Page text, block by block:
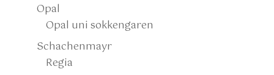
Opal
Opal uni sokkengaren
Schachenmayr
Regia